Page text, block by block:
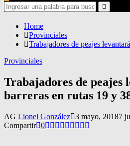
Search
for:
Search
Home
Provinciales
Trabajadores de peajes
Provinciales
Trabajadores de peajes
barreras en rutas 19 y
AG Lionel González 3 mayo, 20187
Compartir 0